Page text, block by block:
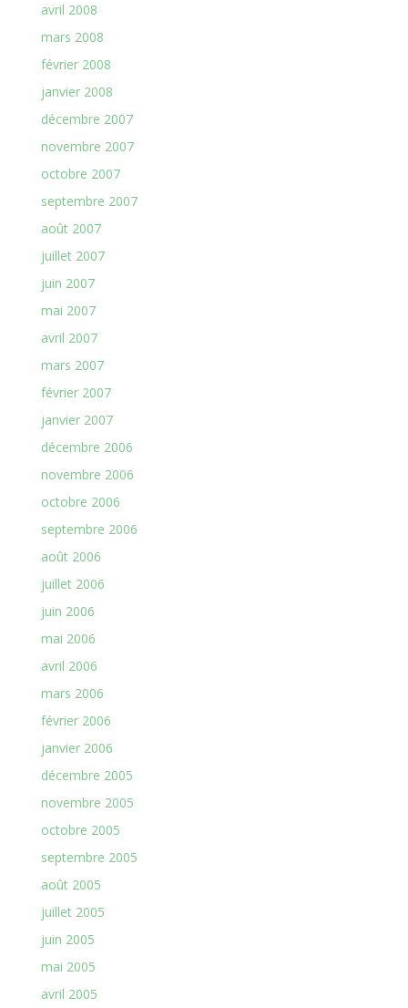
avril 2008
mars 2008
février 2008
janvier 2008
décembre 2007
novembre 2007
octobre 2007
septembre 2007
août 2007
juillet 2007
juin 2007
mai 2007
avril 2007
mars 2007
février 2007
janvier 2007
décembre 2006
novembre 2006
octobre 2006
septembre 2006
août 2006
juillet 2006
juin 2006
mai 2006
avril 2006
mars 2006
février 2006
janvier 2006
décembre 2005
novembre 2005
octobre 2005
septembre 2005
août 2005
juillet 2005
juin 2005
mai 2005
avril 2005